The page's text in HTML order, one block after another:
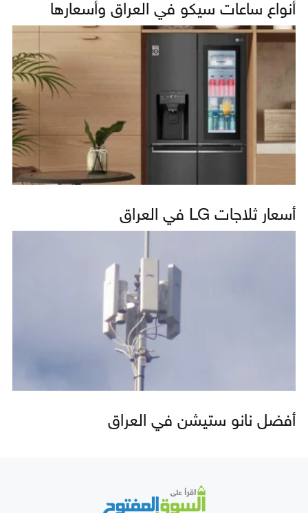
أنواع ساعات سيكو في العراق وأسعارها
أسعار ثلاجات LG في العراق
أفضل نانو ستيشن في العراق